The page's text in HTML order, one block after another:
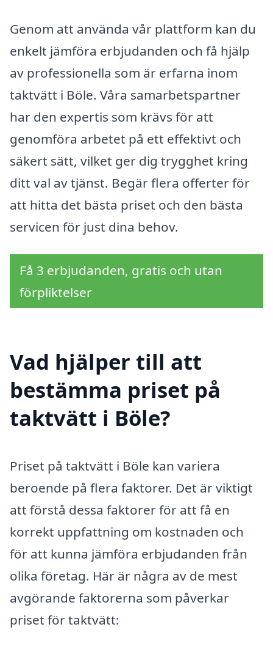
Genom att använda vår plattform kan du
enkelt jämföra erbjudanden och få hjälp
av professionella som är erfarna inom
taktvätt i Böle. Våra samarbetspartner
har den expertis som krävs för att
genomföra arbetet på ett effektivt och
säkert sätt, vilket ger dig trygghet kring
ditt val av tjänst. Begär flera offerter för
att hitta det bästa priset och den bästa
servicen för just dina behov.
Få 3 erbjudanden, gratis och utan
förpliktelser
Vad hjälper till att
bestämma priset på
taktvätt i Böle?
Priset på taktvätt i Böle kan variera
beroende på flera faktorer. Det är viktigt
att förstå dessa faktorer för att få en
korrekt uppfattning om kostnaden och
för att kunna jämföra erbjudanden från
olika företag. Här är några av de mest
avgörande faktorerna som påverkar
priset för taktvätt: